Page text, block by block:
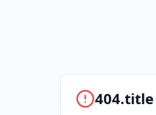
404.title